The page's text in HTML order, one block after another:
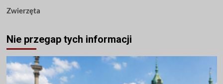
Zwierzęta
Nie przegap tych informacji